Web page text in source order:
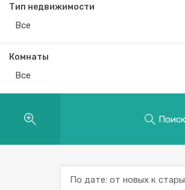
Тип недвижимости
Все
Комнаты
Все
Поиск
По дате: от новых к